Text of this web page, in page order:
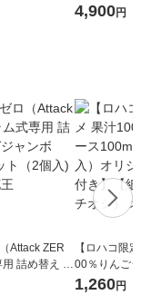
食・保存食]
コ [常備用・非
4,900円
Attack ZER
詰め替え メ
1セット
【ロハコ限定
00％りんごジ
箱（18本入）
1,260円